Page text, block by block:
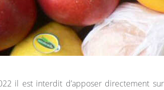
il est interdit d’apposer directement